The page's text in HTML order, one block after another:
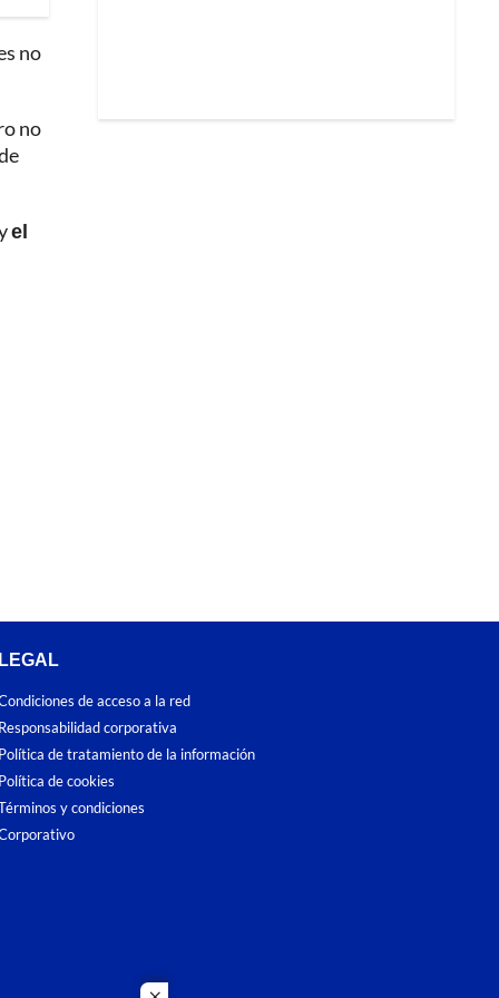
no
no
el
de acceso a la red
corporativa
de tratamiento de la información
de cookies
y condiciones